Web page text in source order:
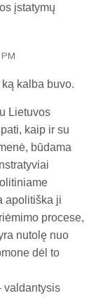
įstatymų
kalba buvo.
Lietuvos
kaip ir su
būdama
apolitiška ji
procese,
nutolę nuo
dėl to
valdantysis